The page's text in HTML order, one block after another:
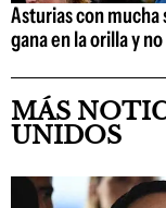
Asturias con mucha
gana en la orilla y
MÁS
UNIDOS